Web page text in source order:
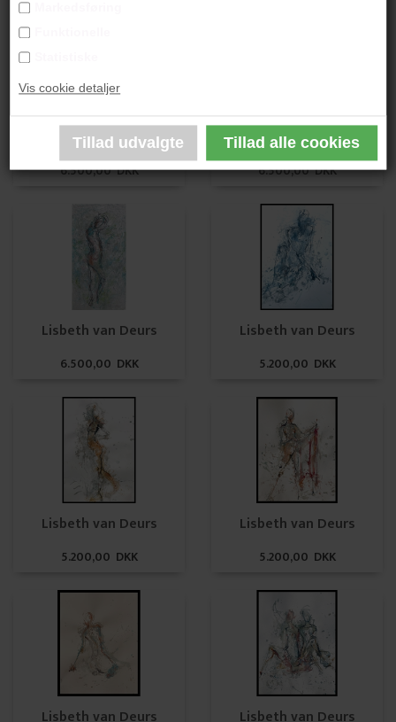
Vis cookie detaljer
Lisbeth van Deurs
6.500,00 DKK
Lisbeth van Deurs
6.500,00 DKK
Lisbeth van Deurs
6.500,00 DKK
Lisbeth van Deurs
5.200,00 DKK
Lisbeth van Deurs
5.200,00 DKK
Lisbeth van Deurs
5.200,00 DKK
Lisbeth van Deurs Lisbeth van Deurs